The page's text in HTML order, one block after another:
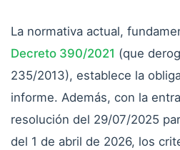
La normativa actual,
Decreto 390/2021 (que
235/2013), establece la
informe. Además, con la
resolución del 29/07/2025
del 1 de abril de 2026, los